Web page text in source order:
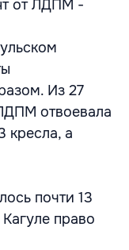
от ЛДПМ -
Из 27
отвоевала
кресла, а
почти 13
право